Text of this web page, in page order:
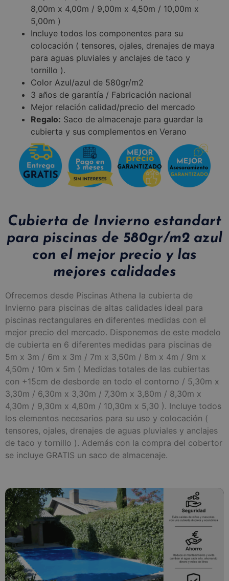
8,00m x 4,00m / 9,00m x 4,50m / 10,00m x
5,00m )
Incluye todos los componentes para su
colocación ( tensores, ojales, drenajes de maya
para aguas pluviales y anclajes de taco y
tornillo ).
Color Azul/azul de 580gr/m2
3 años de garantía / Fabricación nacional
Mejor relación calidad/precio del mercado
Regalo: Saco de almacenaje para guardar la
cubierta y sus complementos en Verano
Cubierta de Invierno estandart
para piscinas de 580gr/m2 azul
con el mejor precio y las
mejores calidades
Ofrecemos desde Piscinas Athena la cubierta de
Invierno para piscinas de altas calidades ideal para
piscinas rectangulares en diferentes medidas con el
mejor precio del mercado. Disponemos de este modelo
de cubierta en 6 diferentes medidas para piscinas de
5m x 3m / 6m x 3m / 7m x 3,50m / 8m x 4m / 9m x
4,50m / 10m x 5m ( Medidas totales de las cubiertas
con +15cm de desborde en todo el contorno / 5,30m x
3,30m / 6,30m x 3,30m / 7,30m x 3,80m / 8,30m x
4,30m / 9,30m x 4,80m / 10,30m x 5,30 ). Incluye todos
los elementos necesarios para su uso y colocación (
tensores, ojales, drenajes de aguas pluviales y anclajes
de taco y tornillo ). Además con la compra del cobertor
se incluye GRATIS un saco de almacenaje.